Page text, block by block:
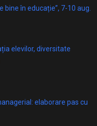
în educație”, 7-10 aug.
elevilor, diversitate
elaborare pas cu